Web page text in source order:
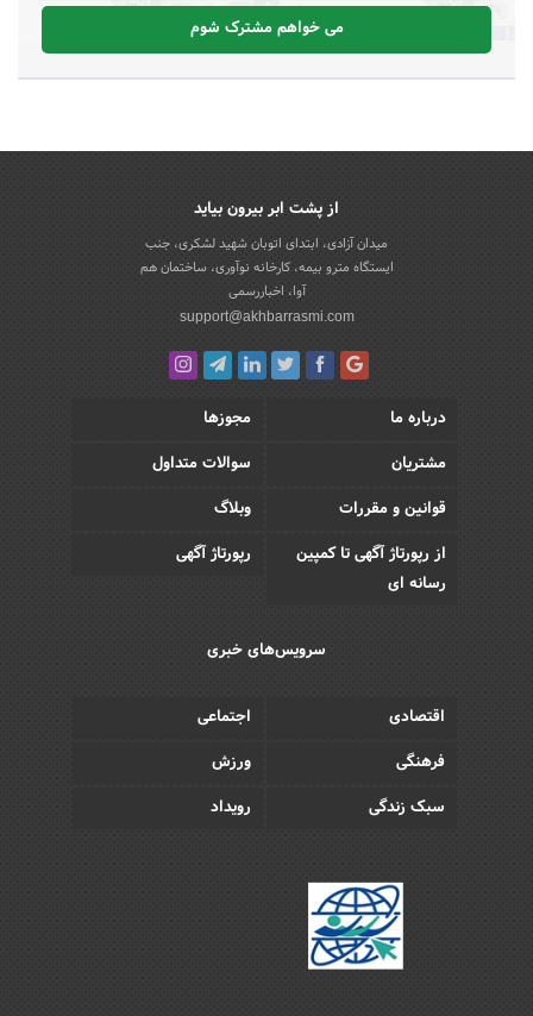
می خواهم مشترک شوم
از پشت ابر بیرون بیاید
میدان آزادی، ابتدای اتوبان شهید لشکری، جنب
ایستگاه مترو بیمه، کارخانه نوآوری، ساختمان هم
آوا، اخباررسمی
support@akhbarrasmi.com
درباره ما
مجوزها
مشتریان
سوالات متداول
قوانین و مقررات
وبلاگ
از رپورتاژ آگهی تا کمپین
رسانه ای
رپورتاژ آگهی
سرویس‌های خبری
اقتصادی
اجتماعی
فرهنگی
ورزش
سبک زندگی
رویداد